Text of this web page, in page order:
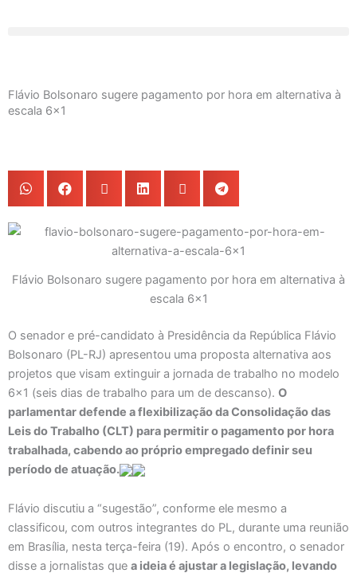
Flávio Bolsonaro sugere pagamento por hora em alternativa à
escala 6×1
Flávio Bolsonaro sugere pagamento por hora em alternativa à
escala 6×1
O senador e pré-candidato à Presidência da República Flávio
Bolsonaro (PL-RJ) apresentou uma proposta alternativa aos
projetos que visam extinguir a jornada de trabalho no modelo
6×1 (seis dias de trabalho para um de descanso). O
parlamentar defende a flexibilização da Consolidação das
Leis do Trabalho (CLT) para permitir o pagamento por hora
trabalhada, cabendo ao próprio empregado definir seu
período de atuação.
Flávio discutiu a “sugestão”, conforme ele mesmo a
classificou, com outros integrantes do PL, durante uma reunião
em Brasília, nesta terça-feira (19). Após o encontro, o senador
disse a jornalistas que a ideia é ajustar a legislação, levando